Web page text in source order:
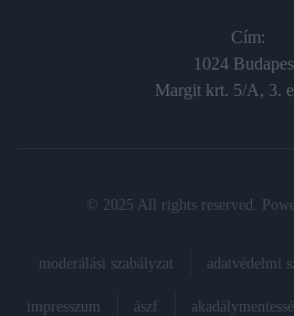
Cím:
1024
Margit krt. 5/A, 3.
© 2025 All rights reserved.
moderálási szabályzat adatvédelmi
impresszum ászf